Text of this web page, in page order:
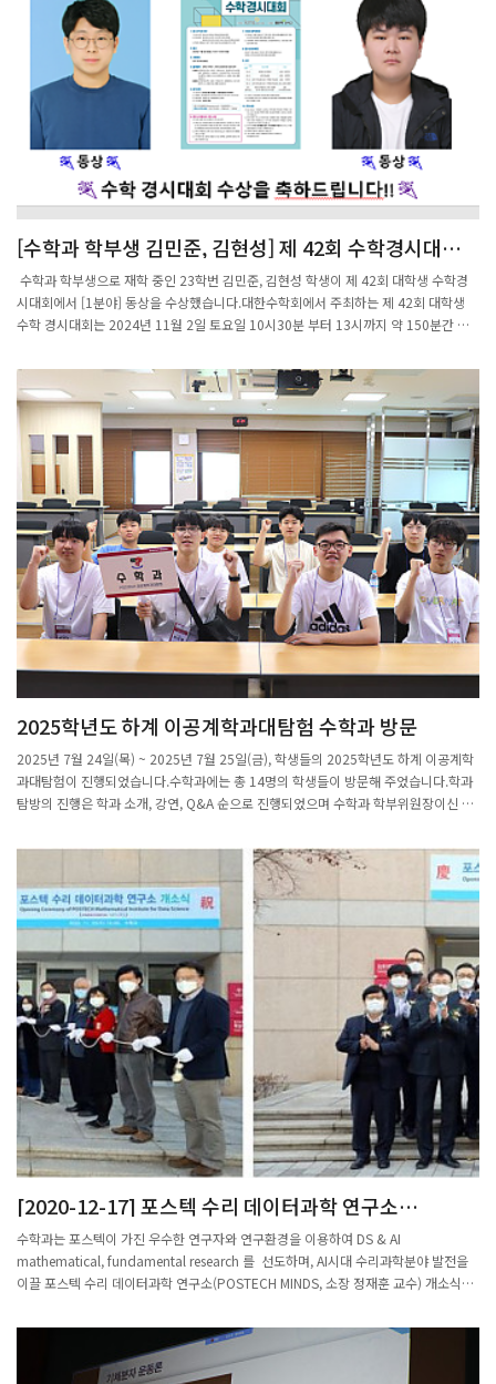
[수학과 학부생 김민준, 김현성] 제 42회 수학경시대회
동상 수상
수학과 학부생으로 재학 중인 23학번 김민준, 김현성 학생이 제 42회 대학생 수학경
시대회에서 [1분야] 동상을 수상했습니다.대한수학회에서 주최하는 제 42회 대학생
수학 경시대회는 2024년 11월 2일 토요일 10시30분 부터 13시까지 약 150분간 진
다.대상은 상장과 함께 100만원의 상금, 금상은 20만원의 상금, 은상은 10만원의 상금
이 지급되었습니다.포항공대 수학과 에서는 참여하는 학생들에게 전형료, 교통비를 비
롯한 소정의 참가비를 지원하고 있으니 관심있으신 수학과 학생들은 앞으로 있을 대학
생 수학경시대회에 많은 참여 부탁드립니다.
2025학년도 하계 이공계학과대탐험 수학과 방문
2025년 7월 24일(목) ~ 2025년 7월 25일(금), 학생들의 2025학년도 하계 이공계학
과대탐험이 진행되었습니다.수학과에는 총 14명의 학생들이 방문해 주었습니다.학과
탐방의 진행은 학과 소개, 강연, Q&A 순으로 진행되었으며 수학과 학부위원장이신 전
[2020-12-17] 포스텍 수리 데이터과학 연구소
(POSTECH MINDS) 개소식
수학과는 포스텍이 가진 우수한 연구자와 연구환경을 이용하여 DS & AI
mathematical, fundamental research 를 선도하며, AI시대 수리과학분야 발전을
이끌 포스텍 수리 데이터과학 연구소(POSTECH MINDS, 소장 정재훈 교수) 개소식을
니다.